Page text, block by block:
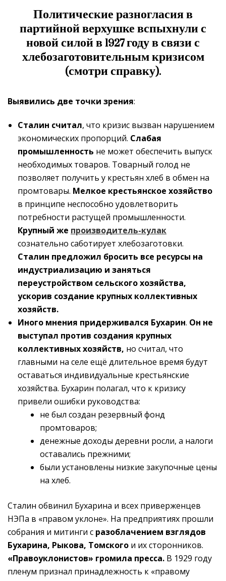
Политические разногласия в
партийной верхушке вспыхнули с
новой силой в 1927 году в связи с
хлебозаготовительным кризисом
(смотри справку).
Выявились две точки зрения:
Сталин считал, что кризис вызван нарушением
экономических пропорций. Слабая
промышленность не может обеспечить выпуск
необходимых товаров. Товарный голод не
позволяет получить у крестьян хлеб в обмен на
промтовары. Мелкое крестьянское хозяйство
в принципе неспособно удовлетворить
потребности растущей промышленности.
Крупный же производитель-кулак
сознательно саботирует хлебозаготовки.
Сталин предложил бросить все ресурсы на
индустриализацию и заняться
переустройством сельского хозяйства,
ускорив создание крупных коллективных
хозяйств.
Иного мнения придерживался Бухарин. Он не
выступал против создания крупных
коллективных хозяйств, но считал, что
главными на селе ещё длительное время будут
оставаться индивидуальные крестьянские
хозяйства. Бухарин полагал, что к кризису
привели ошибки руководства:
не был создан резервный фонд
промтоваров;
денежные доходы деревни росли, а налоги
оставались прежними;
были установлены низкие закупочные цены
на хлеб.
Сталин обвинил Бухарина и всех приверженцев
НЭПа в «правом уклоне». На предприятиях прошли
собрания и митинги с разоблачением взглядов
Бухарина, Рыкова, Томского и их сторонников.
«Правоуклонистов» громила пресса. В 1929 году
пленум признал принадлежность к «правому